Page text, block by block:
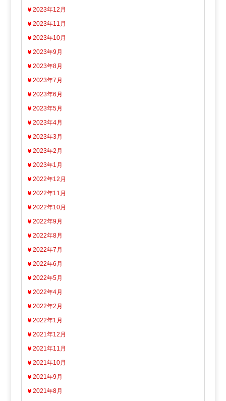
2023年12月
2023年11月
2023年10月
2023年9月
2023年8月
2023年7月
2023年6月
2023年5月
2023年4月
2023年3月
2023年2月
2023年1月
2022年12月
2022年11月
2022年10月
2022年9月
2022年8月
2022年7月
2022年6月
2022年5月
2022年4月
2022年2月
2022年1月
2021年12月
2021年11月
2021年10月
2021年9月
2021年8月